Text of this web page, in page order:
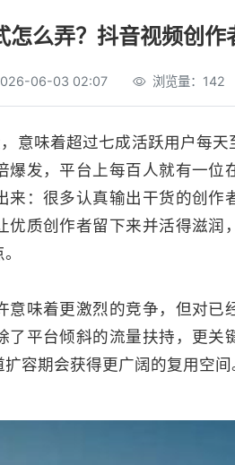
怎么弄？抖音视频创作
06-03 02:07 浏览量：142
意味着超过七成活跃用户每天
爆发，平台上每百人就有一位
来：很多认真输出干货的创作
优质创作者留下来并活得滋润
意味着更激烈的竞争，但对已
了平台倾斜的流量扶持，更关
容期会获得更广阔的复用空间